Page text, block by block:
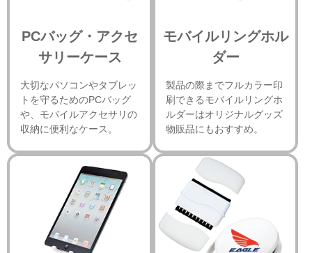
PCバッグ・アクセ
サリーケース
大切なパソコンやタブレッ
トを守るためのPCバッグ
や、モバイルアクセサリの
収納に便利なケース。
モバイルリングホル
ダー
製品の際までフルカラー印
刷できるモバイルリングホ
ルダーはオリジナルグッズ
物販品にもおすすめ。